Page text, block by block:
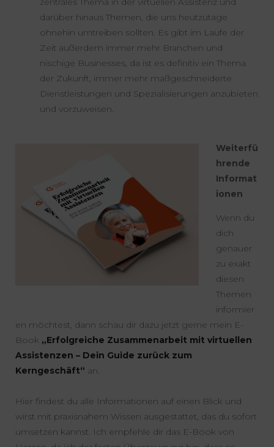
darüber hinaus Themen, die uns heutzutage
ohnehin umtreiben sollten. Es gibt im Laufe der
Zeit außerdem immer mehr Branchen und
nischige Businesses, da ist es definitiv ein Thema
der Zukunft, immer mehr maßgeschneiderte
Dienstleistungen und Spezialisierungen anzubieten
und vorzuweisen.
Weiterfü
hrende
Informat
ionen
Wenn du
dich
genauer
zu exakt
diesen
Themen
informier
en möchtest, dann schau dir dazu jetzt gerne mein E-
Book „Erfolgreiche Zusammenarbeit mit virtuellen
Assistenzen – Dein Guide zurück zum
Kerngeschäft“ an.
Hier findest du alle Informationen auf einen Blick und
wirst mit praxisnahem Wissen ausgestattet, das du sofort
umsetzen kannst. Ich empfehle dir das E-Book von